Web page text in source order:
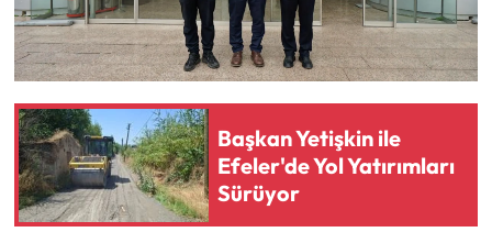
Başkan Yetişkin ile
Efeler'de Yol Yatırımları
Sürüyor